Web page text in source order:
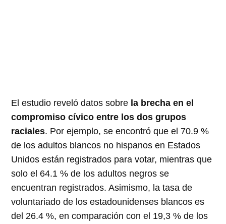
El estudio reveló datos sobre la brecha en el
compromiso cívico entre los dos grupos
raciales. Por ejemplo, se encontró que el 70.9 %
de los adultos blancos no hispanos en Estados
Unidos están registrados para votar, mientras que
solo el 64.1 % de los adultos negros se
encuentran registrados. Asimismo, la tasa de
voluntariado de los estadounidenses blancos es
del 26.4 %, en comparación con el 19,3 % de los